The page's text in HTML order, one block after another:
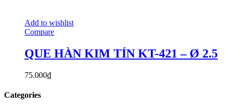
Add to wishlist
Compare
QUE HÀN KIM TÍN KT-421 – Ø 2.5
75.000₫
Categories